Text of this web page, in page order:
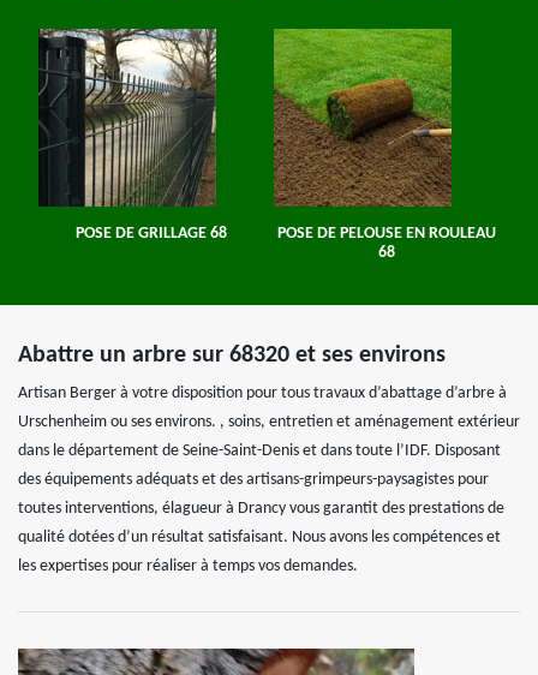
POSE DE GRILLAGE 68
POSE DE PELOUSE EN ROULEAU
68
Abattre un arbre sur 68320 et ses environs
Artisan Berger à votre disposition pour tous travaux d’abattage d’arbre à
Urschenheim ou ses environs. , soins, entretien et aménagement extérieur
dans le département de Seine-Saint-Denis et dans toute l’IDF. Disposant
des équipements adéquats et des artisans-grimpeurs-paysagistes pour
toutes interventions, élagueur à Drancy vous garantit des prestations de
qualité dotées d’un résultat satisfaisant. Nous avons les compétences et
les expertises pour réaliser à temps vos demandes.